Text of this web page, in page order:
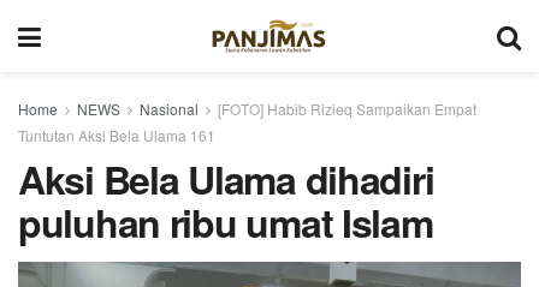
Home NEWS Nasional
[FOTO] Habib Rizieq Sampaikan Empat
Tuntutan Aksi Bela Ulama 161
Aksi Bela Ulama dihadiri
puluhan ribu umat Islam